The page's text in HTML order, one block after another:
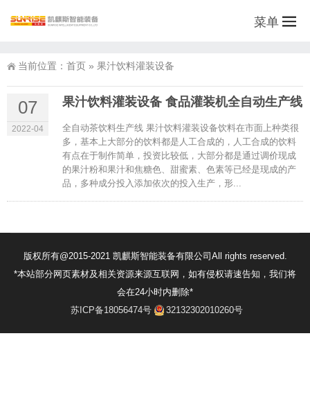
菜单
当前位置： 首页 » 果汁饮料灌装设备
07
2022-04
果汁饮料灌装设备 食品灌装机全自动生产线
全自动茶饮料生产线 果汁饮料灌装设备饮料在市面上种类很
多，基本上大部分的饮料都是人工合成的，人工合成的饮料
有点在于制作简单，投资比较低，大部分都是通过调价现成
的果汁粉和果汁和焦糖色、甜蜜素、色素等已经是现成的产
品，多种成分投入添加依次的投入生产，形...
版权所有@2015-2021 凯麒斯智能装备有限公司All rights reserved.
*本站部分网页素材及相关资源来源互联网，如有侵权请速告知，我们将
会在24小时内删除*
苏ICP备18056474号
32132302010260号